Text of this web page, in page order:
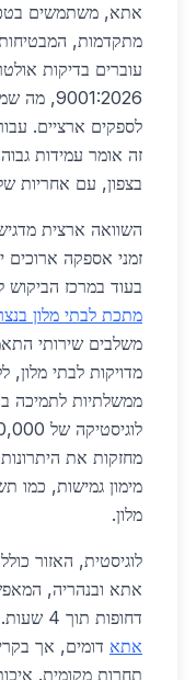
לספקים ארציים.
זה אומר עמידות
בצפון, עם אחריות של 10 שנים על סגסוגות
השוואה ארצית
בעוד במרכז הביקוש
מתכת לבתי מלון
משלבים שירותי
ממשלתיות לתמיכה
מחזקות את
מלון.
לוגיסטית, האזור
אתא ובנהריה,
דחופות תוך 4 שעות. מחירי
אתא דומים, אך
תחרות מקומית.